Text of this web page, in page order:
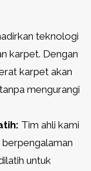
teknologi
karpet. Dengan
karpet akan
mengurangi
Tim ahli kami
untuk